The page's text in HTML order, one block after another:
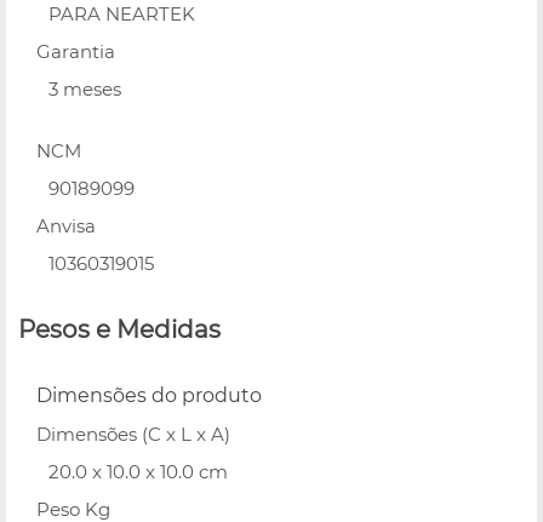
PARA NEARTEK
Garantia
3 meses
NCM
90189099
Anvisa
10360319015
Pesos e Medidas
Dimensões do produto
Dimensões (C x L x A)
20.0 x 10.0 x 10.0 cm
Peso Kg